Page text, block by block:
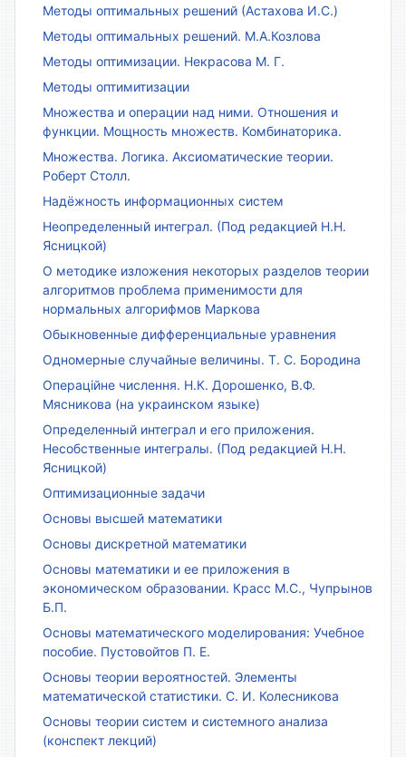
Методы оптимальных решений (Астахова И.С.)
Методы оптимальных решений. М.А.Козлова
Методы оптимизации. Некрасова М. Г.
Методы оптимитизации
Множества и операции над ними. Отношения и
функции. Мощность множеств. Комбинаторика.
Множества. Логика. Аксиоматические теории.
Роберт Столл.
Надёжность информационных систем
Неопределенный интеграл. (Под редакцией Н.Н.
Ясницкой)
О методике изложения некоторых разделов теории
алгоритмов проблема применимости для
нормальных алгорифмов Маркова
Обыкновенные дифференциальные уравнения
Одномерные случайные величины. Т. С. Бородина
Операційне числення. Н.К. Дорошенко, В.Ф.
Мясникова (на украинском языке)
Определенный интеграл и его приложения.
Несобственные интегралы. (Под редакцией Н.Н.
Ясницкой)
Оптимизационные задачи
Основы высшей математики
Основы дискретной математики
Основы математики и ее приложения в
экономическом образовании. Красс М.С., Чупрынов
Б.П.
Основы математического моделирования: Учебное
пособие. Пустовойтов П. Е.
Основы теории вероятностей. Элементы
математической статистики. С. И. Колесникова
Основы теории систем и системного анализа
(конспект лекций)